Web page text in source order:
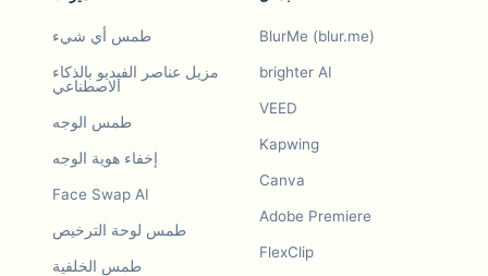
طمس أي شيء
مزيل عناصر الفيديو بالذكاء
الاصطناعي
طمس الوجه
إخفاء هوية الوجه
Face Swap AI
طمس لوحة الترخيص
طمس الخلفية
BlurMe (blur.me)
brighter AI
VEED
Kapwing
Canva
Adobe Premiere
FlexClip